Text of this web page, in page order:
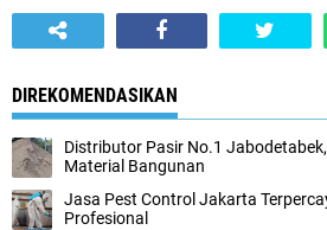
DIREKOMENDASIKAN
Distributor Pasir No.1
Material Bangunan
Jasa Pest Control Jakarta
Profesional